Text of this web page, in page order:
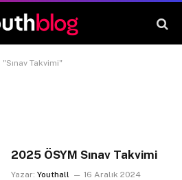
Takvimi"
2025 ÖSYM Sınav Takvimi
Yazar: Youthall 16 Aralık 2024